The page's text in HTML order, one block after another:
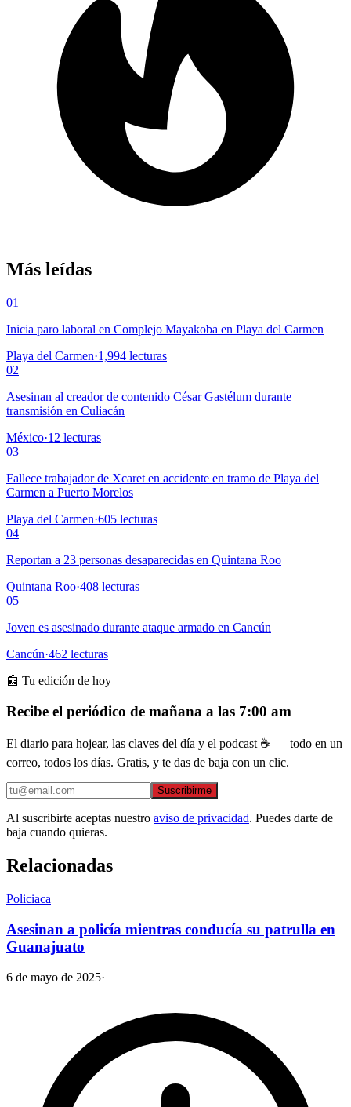
Más leídas
01
Inicia paro laboral en Complejo Mayakoba en Playa del Carmen
Playa del Carmen·1,994 lecturas
02
Asesinan al creador de contenido César Gastélum durante
transmisión en Culiacán
México·12 lecturas
03
Fallece trabajador de Xcaret en accidente en tramo de Playa del
Carmen a Puerto Morelos
Playa del Carmen·605 lecturas
04
Reportan a 23 personas desaparecidas en Quintana Roo
Quintana Roo·408 lecturas
05
Joven es asesinado durante ataque armado en Cancún
Cancún·462 lecturas
📰 Tu edición de hoy
Recibe el periódico de mañana a las 7:00 am
El diario para hojear, las claves del día y el podcast ☕ — todo en un
correo, todos los días. Gratis, y te das de baja con un clic.
Suscribirme
Al suscribirte aceptas nuestro aviso de privacidad. Puedes darte de
baja cuando quieras.
Relacionadas
Policiaca
Asesinan a policía mientras conducía su patrulla en
Guanajuato
6 de mayo de 2025·